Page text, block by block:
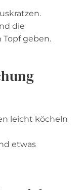
die
Topf geben.
leicht köcheln
etwas